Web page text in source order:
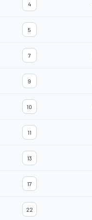
4
5
7
9
10
11
13
17
22